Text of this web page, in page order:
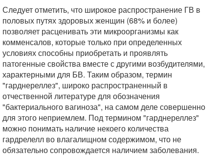
Следует отметить, что широкое распространение ГВ в
половых путях здоровых женщин (68% и более)
позволяет расценивать эти микроорганизмы как
комменсалов, которые только при определенных
условиях способны приобретать и проявлять
патогенные свойства вместе с другими возбудителями,
характерными для БВ. Таким образом, термин
"гарднереллез", широко распространенный в
отчественной литературе для обозначения
"бактериального вагиноза", на самом деле совершенно
для этого неприемлем. Под термином "гарднереллез"
можно понимать наличие некоего количества
гардрелелл во влагалищном содержимом, что не
обязательно сопровождается наличием заболевания.